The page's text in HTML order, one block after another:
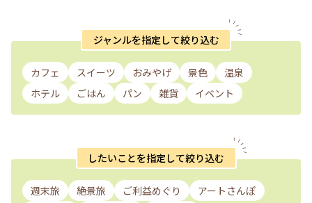
ジャンルを指定して絞り込む
カフェ スイーツ おみやげ 景色
温泉
ホテル
ごはん パン 雑貨 イベント
したいことを指定して絞り込む
週末旅 絶景旅 ご利益めぐり
アートさんぽ